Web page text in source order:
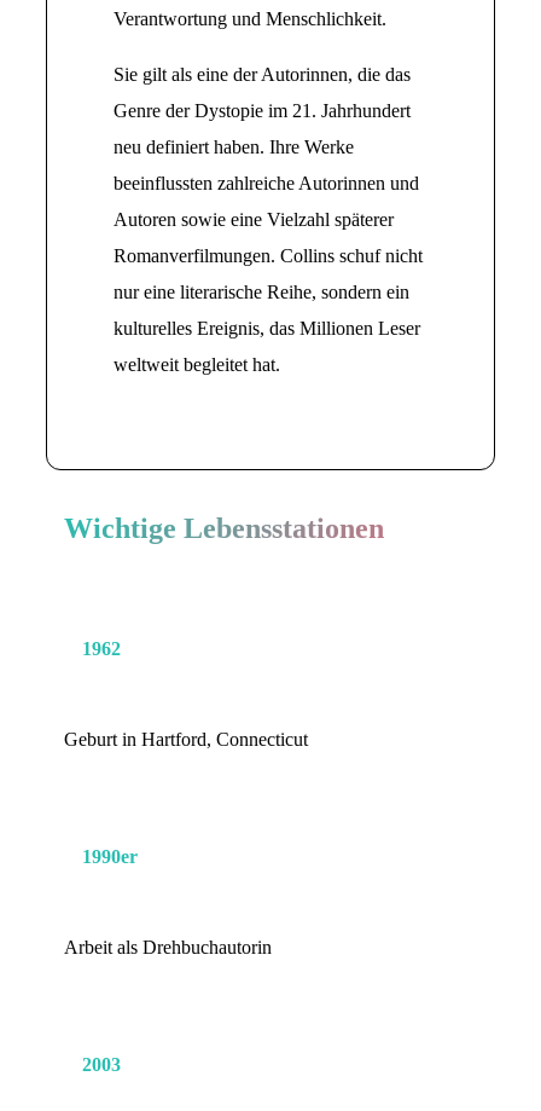
Verantwortung und Menschlichkeit.
Sie gilt als eine der Autorinnen, die das
Genre der Dystopie im 21. Jahrhundert
neu definiert haben. Ihre Werke
beeinflussten zahlreiche Autorinnen und
Autoren sowie eine Vielzahl späterer
Romanverfilmungen. Collins schuf nicht
nur eine literarische Reihe, sondern ein
kulturelles Ereignis, das Millionen Leser
weltweit begleitet hat.
Wichtige Lebensstationen
1962
Geburt in Hartford, Connecticut
1990er
Arbeit als Drehbuchautorin
2003